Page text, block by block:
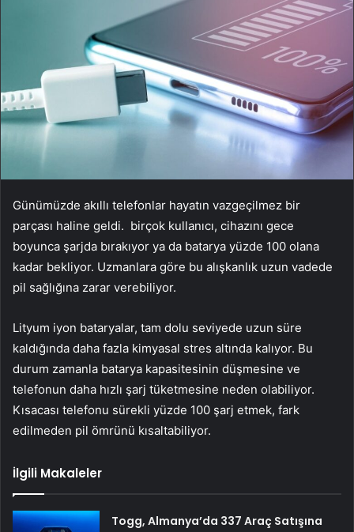
Günümüzde akıllı telefonlar hayatın vazgeçilmez bir
parçası haline geldi. birçok kullanıcı, cihazını gece
boyunca şarjda bırakıyor ya da batarya yüzde 100 olana
kadar bekliyor. Uzmanlara göre bu alışkanlık uzun vadede
pil sağlığına zarar verebiliyor.
Lityum iyon bataryalar, tam dolu seviyede uzun süre
kaldığında daha fazla kimyasal stres altında kalıyor. Bu
durum zamanla batarya kapasitesinin düşmesine ve
telefonun daha hızlı şarj tüketmesine neden olabiliyor.
Kısacası telefonu sürekli yüzde 100 şarj etmek, fark
edilmeden pil ömrünü kısaltabiliyor.
İlgili Makaleler
Togg, Almanya’da 337 Araç Satışına